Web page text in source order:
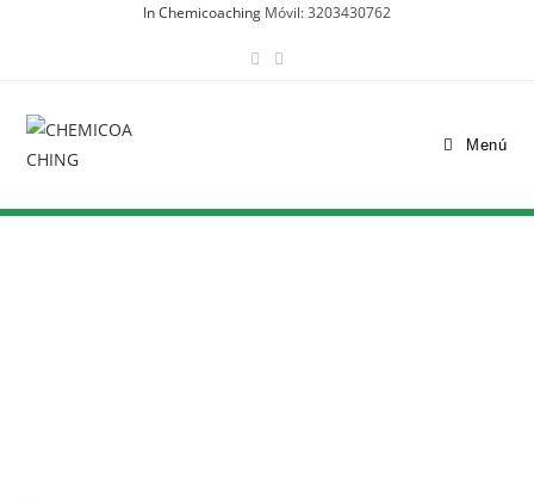
In Chemicoaching Móvil: 3203430762
Menú